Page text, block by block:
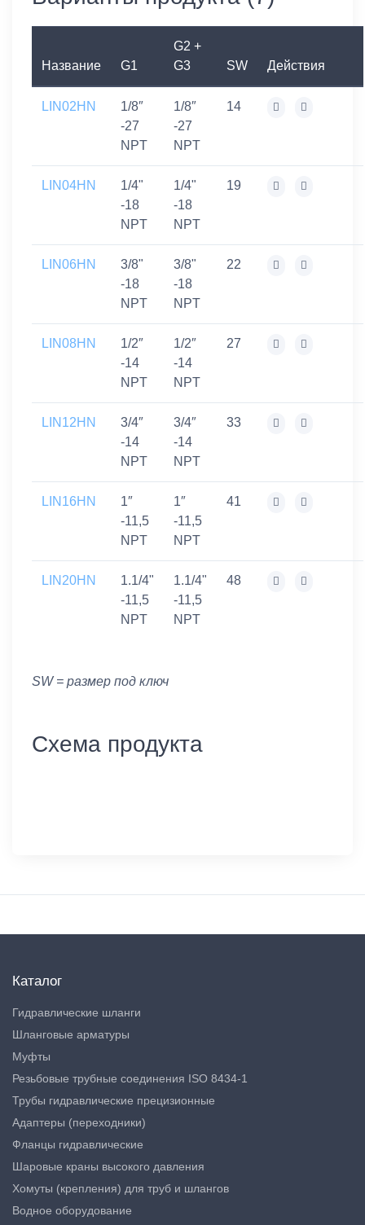
Название G1
G2 +
G3
SW Действия
LIN02HN
1/8″
-27
NPT
1/8″
-27
NPT
14
LIN04HN
1/4"
-18
NPT
1/4"
-18
NPT
19
LIN06HN
3/8"
-18
NPT
3/8"
-18
NPT
22
LIN08HN
1/2″
-14
NPT
1/2″
-14
NPT
27
LIN12HN
3/4″
-14
NPT
3/4″
-14
NPT
33
LIN16HN
1″
-11,5
NPT
1″
-11,5
NPT
41
LIN20HN
1.1/4"
-11,5
NPT
1.1/4"
-11,5
NPT
48
SW = размер под ключ
Схема продукта
Каталог
Гидравлические шланги
Шланговые арматуры
Муфты
Резьбовые трубные соединения ISO 8434-1
Трубы гидравлические прецизионные
Адаптеры (переходники)
Фланцы гидравлические
Шаровые краны высокого давления
Хомуты (крепления) для труб и шлангов
Водное оборудование